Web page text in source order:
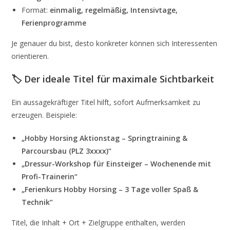
Format: einmalig, regelmäßig, Intensivtage,
Ferienprogramme
Je genauer du bist, desto konkreter können sich Interessenten
orientieren.
🏷️ Der ideale Titel für maximale Sichtbarkeit
Ein aussagekräftiger Titel hilft, sofort Aufmerksamkeit zu
erzeugen. Beispiele:
„Hobby Horsing Aktionstag – Springtraining &
Parcoursbau (PLZ 3xxxx)“
„Dressur-Workshop für Einsteiger – Wochenende mit
Profi-Trainerin“
„Ferienkurs Hobby Horsing – 3 Tage voller Spaß &
Technik“
Titel, die Inhalt + Ort + Zielgruppe enthalten, werden